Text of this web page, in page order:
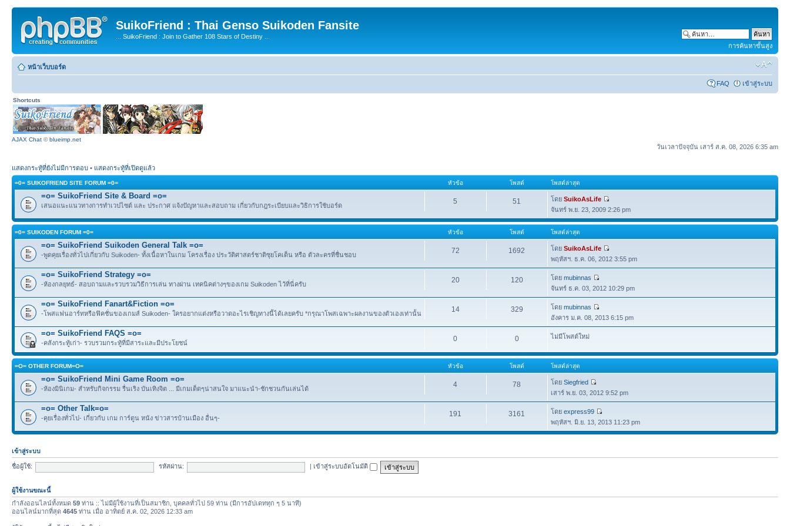
SuikoFriend : Thai Genso Suikoden Fansite
... SuikoFriend : Join to Gather 108 Stars of Destiny ...
การค้นหาขั้นสูง
หน้าเว็บบอร์ด
FAQ เข้าสู่ระบบ
Shortcuts
AJAX Chat ©blueimp.net
วันเวลาปัจจุบัน เสาร์ ส.ค. 08, 2026 6:35 am
แสดงกระทู้ที่ยังไม่มีการตอบ • แสดงกระทู้ที่เปิดดูแล้ว
=0= SUIKOFRIEND SITE FORUM =0= หัวข้อ โพสต์ โพสต์ล่าสุด
=o= SuikoFriend Site & Board =o=
เสนอแนะแนวทางการทำเวปไซต์ และ ประกาศ แจ้งปัญหาและสอบถาม เกี่ยวกับกฎระเบียบและวิธิการใช้บอร์ด 5 51 โดยSuikoAsLife
จันทร์ พ.ย. 23, 2009 2:26 pm
=0= SUIKODEN FORUM =0= หัวข้อ โพสต์ โพสต์ล่าสุด
=o= SuikoFriend Suikoden General Talk =o=
-พูดคุยเรื่องทั่วไปเกี่ยวกับ Suikoden- ทั้งเนื้อหาในเกม โครงเรื่อง ประวัติศาสตร์ชาติซุยโคเด็น หรือ ตัวละครที่ชื่นชอบ 72 1692 โดยSuikoAsLife
พฤหัสฯ. ธ.ค. 06, 2012 3:55 pm
=o= SuikoFriend Strategy =o=
-ห้องกลยุทธ์- สอบถามและรวบรวมวิธีการเล่น ทางผ่าน เทคนิคต่างๆของเกม Suikoden ไว้ที่นี่ครับ 20 120 โดยmubinnas
จันทร์ ธ.ค. 03, 2012 10:29 pm
=o= SuikoFriend Fanart&Fiction =o=
-โพสแฟนอาร์ทหรือฟิคชั่นของเกมส์ Suikoden- ใครอยากแต่งหรือวาดอะไรเชิญทางนี้ได้เลยครับ *กรุณาโพสเฉพาะผลงานของตัวเองเท่านั้น 14 329 โดยmubinnas
อังคาร ม.ค. 08, 2013 6:15 pm
=o= SuikoFriend FAQS =o=
-คลังกระทู้เก่า- รวบรวมกระทู้ที่มีสาระและมีประโยชน์ 0 0 ไม่มีโพสต์ใหม่
=O= OTHER FORUM=O= หัวข้อ โพสต์ โพสต์ล่าสุด
=o= SuikoFriend Mini Game Room =o=
-ห้องมินิเกม- สำหรับกิจกรรม รื่นเริง บันเทิงจิต ... มีเกมเด็ดๆน่าสนใจ มาแนะนำ-ชักชวนกันเล่นได้ 4 78 โดยSiegfried
เสาร์ พ.ย. 03, 2012 9:52 pm
=o= Other Talk=o=
-คุยเรื่องทั่วไป- เกี่ยวกับ เกม การ์ตูน หนัง ข่าวสารบ้านเมือง อื่นๆ- 191 3161 โดยexpress99
พฤหัสฯ. มิ.ย. 13, 2013 11:23 pm
เข้าสู่ระบบ
ชื่อผู้ใช้: รหัสผ่าน: เข้าสู่ระบบอัตโนมัติ
ผู้ใช้งานขณะนี้
กำลังออนไลน์ทั้งหมด 59 ท่าน :: ไม่มีผู้ใช้งานที่เป็นสมาชิก, บุคคลทั่วไป 59 ท่าน (มีการอัปเดททุก ๆ 5 นาที)
ออนไลน์มากที่สุด 4645 ท่าน เมื่อ อาทิตย์ ส.ค. 02, 2026 12:33 am